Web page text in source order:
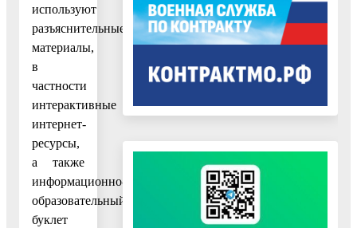
используют
разъяснительные
материалы,
в
частности
интерактивные
интернет-
ресурсы,
а также
информационно-
образовательный
буклет